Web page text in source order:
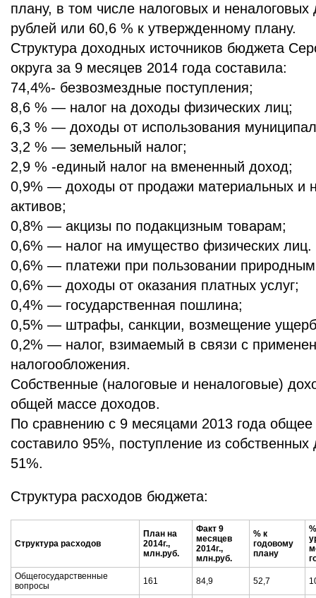
плану, в том числе налоговых и
рублей или 60,6 % к утвержденному плану.
Структура доходных источников бюджета
округа за 9 месяцев 2014 года составила:
74,4%- безвозмездные поступления;
8,6 % — налог на доходы физических лиц;
6,3 % — доходы от использования
3,2 % — земельный налог;
2,9 % -единый налог на вмененный доход;
0,9% — доходы от продажи материальных и
активов;
0,8% — акцизы по подакцизным товарам;
0,6% — налог на имущество физических лиц.
0,6% — платежи при пользовании
0,6% — доходы от оказания платных услуг;
0,4% — государственная пошлина;
0,5% — штрафы, санкции, возмещение
0,2% — налог, взимаемый в связи с
налогообложения.
Собственные (налоговые и неналоговые)
общей массе доходов.
По сравнению с 9 месяцами 2013 года общее
составило 95%, поступление из собственных
51%.
Структура расходов бюджета:
Структура расходов
План на
2014г.,
млн.руб.
Факт 9
месяцев
2014г.,
млн.руб.
% к
годовому
плану
Общегосударственные
вопросы
161 84,9 52,7